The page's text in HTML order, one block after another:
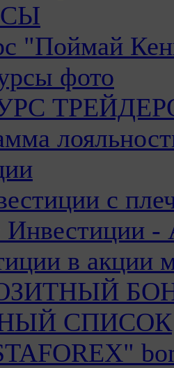
"Поймай
фото
с
-
в акции
СПИСОК